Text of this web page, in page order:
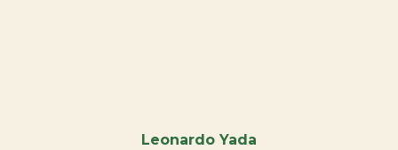
Leonardo Yada